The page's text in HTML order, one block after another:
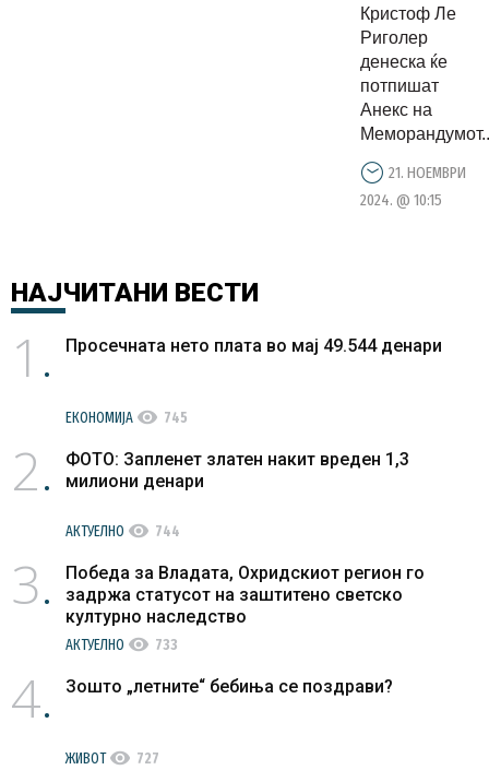
за
соработка
за
изучување
на
Кристоф Ле
Риголер
денеска ќе
потпишат
Анекс на
21. НОЕМВРИ
2024. @ 10:15
НАЈЧИТАНИ ВЕСТИ
1 Просечната нето плата во мај 49.544 денари
ЕКОНОМИЈА visibility 745
2
ФОТО: Запленет златен накит вреден 1,3
милиони денари
АКТУЕЛНО visibility 744
3
Победа за Владата, Охридскиот регион го
задржа статусот на заштитено светско
културно наследство
АКТУЕЛНО visibility 733
4 Зошто „летните“ бебиња се поздрави?
ЖИВОТvisibility 727